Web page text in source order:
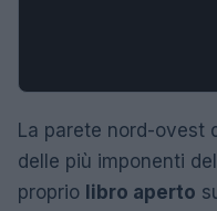
La parete nord-ovest
delle più imponenti
proprio libro aperto